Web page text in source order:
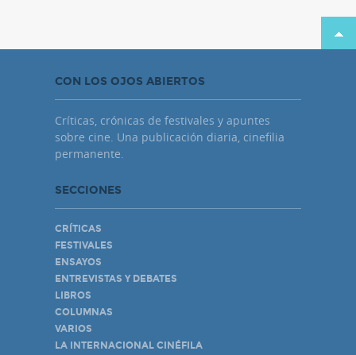
CON LOS OJOS ABIERTOS
Críticas, crónicas de festivales y apuntes
sobre cine. Una publicación diaria, cinefilia
permanente.
SECCIONES
CRÍTICAS
FESTIVALES
ENSAYOS
ENTREVISTAS Y DEBATES
LIBROS
COLUMNAS
VARIOS
LA INTERNACIONAL CINÉFILA